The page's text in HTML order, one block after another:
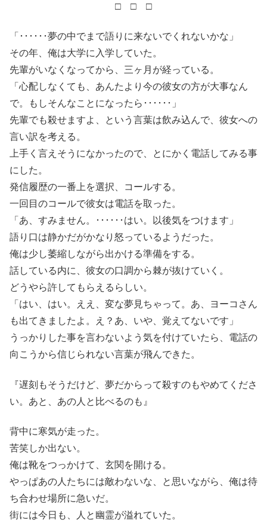
□ □ □
「･･････夢の中でまで語りに来ないでくれないかな」
その年、俺は大学に入学していた。
先輩がいなくなってから、三ヶ月が経っている。
「心配しなくても、あんたより今の彼女の方が大事なん
で。もしそんなことになったら･･････」
先輩でも殺せますよ、という言葉は飲み込んで、彼女への
言い訳を考える。
上手く言えそうになかったので、とにかく電話してみる事
にした。
発信履歴の一番上を選択、コールする。
一回目のコールで彼女は電話を取った。
「あ、すみません。･･････はい。以後気をつけます」
語り口は静かだがかなり怒っているようだった。
俺は少し萎縮しながら出かける準備をする。
話している内に、彼女の口調から棘が抜けていく。
どうやら許してもらえるらしい。
「はい、はい。ええ、変な夢見ちゃって。あ、ヨーコさん
も出てきましたよ。え？あ、いや、覚えてないです」
うっかりした事を言わないよう気を付けていたら、電話の
向こうから信じられない言葉が飛んできた。
『遅刻もそうだけど、夢だからって殺すのもやめてくださ
い。あと、あの人と比べるのも』
背中に寒気が走った。
苦笑しか出ない。
俺は靴をつっかけて、玄関を開ける。
やっぱあの人たちには敵わないな、と思いながら、俺は待
ち合わせ場所に急いだ。
街には今日も、人と幽霊が溢れていた。